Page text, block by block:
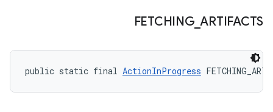
FETCHING_ARTIFACTS
public static final ActionInProgress